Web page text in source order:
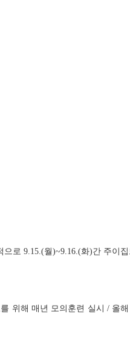
로 9.15.(월)~9.16.(화)간 주이
위해 매년 모의훈련 실시 / 올해